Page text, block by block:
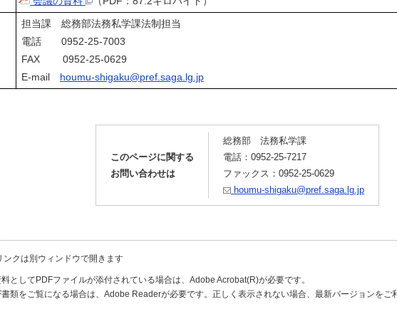
担当課 総務部法務私学課法制担当
電話 0952-25-7003
FAX 0952-25-0629
E-mail houmu-shigaku@pref.saga.lg.jp
このページに関する
お問い合わせは
総務部 法務私学課
電話：0952-25-7217
ファックス：0952-25-0629
houmu-shigaku@pref.saga.lg.jp
ンクは別ウィンドウで開きます
としてPDFファイルが添付されている場合は、Adobe Acrobat(R)が必要です。
書類をご覧になる場合は、Adobe Readerが必要です。正しく表示されない場合、最新バージョンをご